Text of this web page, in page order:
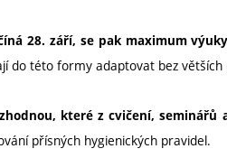
28. září, se pak maximum
do této formy adaptovat bez větších
které z cvičení,
přísných hygienických pravidel.